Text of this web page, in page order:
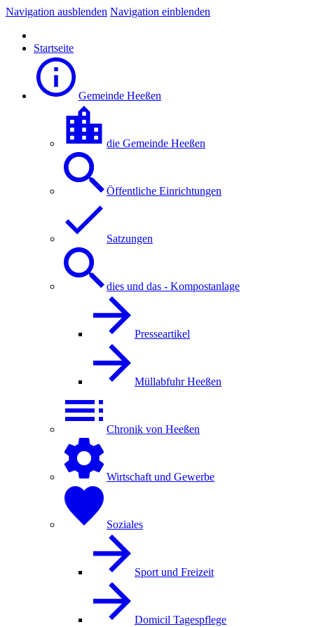
Navigation ausblenden Navigation einblenden
Startseite
Gemeinde Heeßen
die Gemeinde Heeßen
Öffentliche Einrichtungen
Satzungen
dies und das - Kompostanlage
Presseartikel
Müllabfuhr Heeßen
Chronik von Heeßen
Wirtschaft und Gewerbe
Soziales
Sport und Freizeit
Domicil Tagespflege